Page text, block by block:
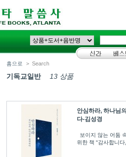
홈으로 > Search
기독교일반 13 상품
안심하라, 하나님
다-김성경
보이지 않는 어둠
위한 책 “감사합니